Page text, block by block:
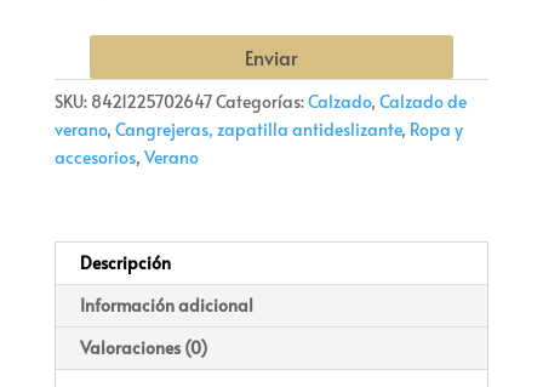
Enviar
SKU: 8421225702647Categorías:Calzado, Calzado de
verano, Cangrejeras, zapatilla antideslizante, Ropa y
accesorios, Verano
Descripción
Información adicional
Valoraciones (0)